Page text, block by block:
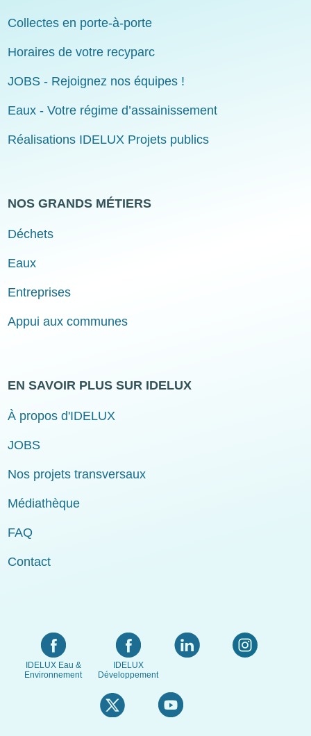
Collectes en porte-à-porte
Horaires de votre recyparc
JOBS - Rejoignez nos équipes !
Eaux - Votre régime d’assainissement
Réalisations IDELUX Projets publics
NOS GRANDS MÉTIERS
Déchets
Eaux
Entreprises
Appui aux communes
EN SAVOIR PLUS SUR IDELUX
À propos d'IDELUX
JOBS
Nos projets transversaux
Médiathèque
FAQ
Contact
IDELUX Eau &
Environnement
IDELUX
Développement